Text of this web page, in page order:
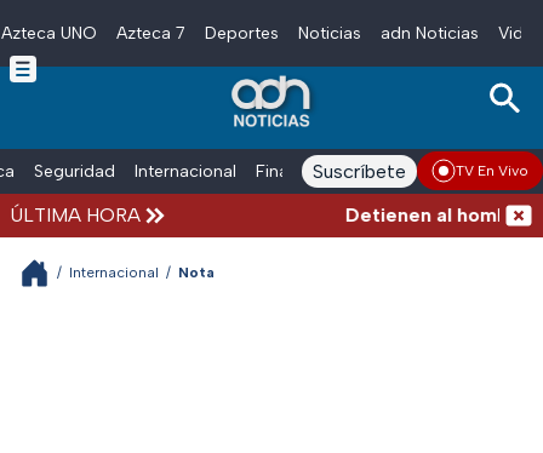
Skip to main content
Azteca UNO Azteca 7 Deportes Noticias adn Noticias
Seguridad Internacional Finanzas adn Noticias Radio
Suscríbete TV En Vivo
ÚLTIMA HORA Detienen al hombre
/ Internacional / Nota